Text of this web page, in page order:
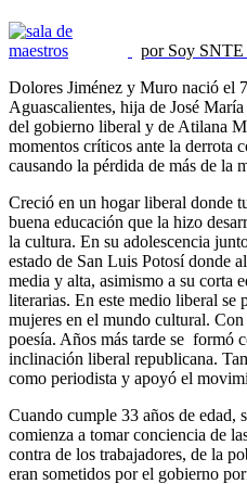
por Soy SNTE
Dolores Jiménez y Muro nació el
Aguascalientes, hija de José
del gobierno liberal y de Atilana
momentos críticos ante la derrota
causando la pérdida de más de la
Creció en un hogar liberal donde
buena educación que la hizo
la cultura. En su adolescencia
estado de San Luis Potosí donde
media y alta, asimismo a su corta
literarias. En este medio liberal se
mujeres en el mundo cultural.
poesía. Años más tarde se formó
inclinación liberal republicana.
como periodista y apoyó el
Cuando cumple 33 años de edad,
comienza a tomar conciencia de
contra de los trabajadores, de la
eran sometidos por el gobierno